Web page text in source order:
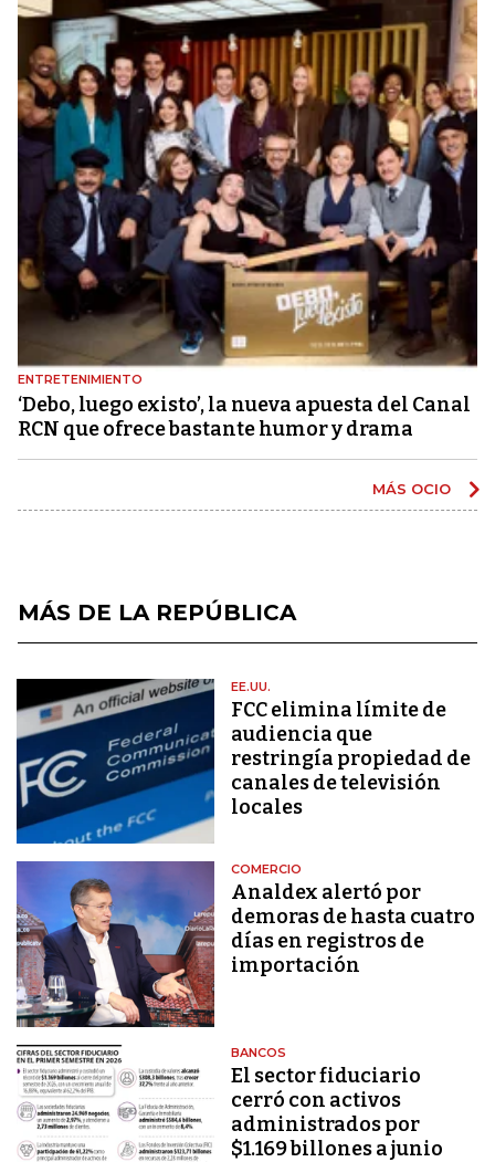
ENTRETENIMIENTO
‘Debo, luego existo’, la nueva apuesta del Canal
RCN que ofrece bastante humor y drama
MÁS OCIO
MÁS DE LA REPÚBLICA
EE.UU.
FCC elimina límite de
audiencia que
restringía propiedad de
canales de televisión
locales
COMERCIO
Analdex alertó por
demoras de hasta cuatro
días en registros de
importación
BANCOS
El sector fiduciario
cerró con activos
administrados por
$1.169 billones a junio